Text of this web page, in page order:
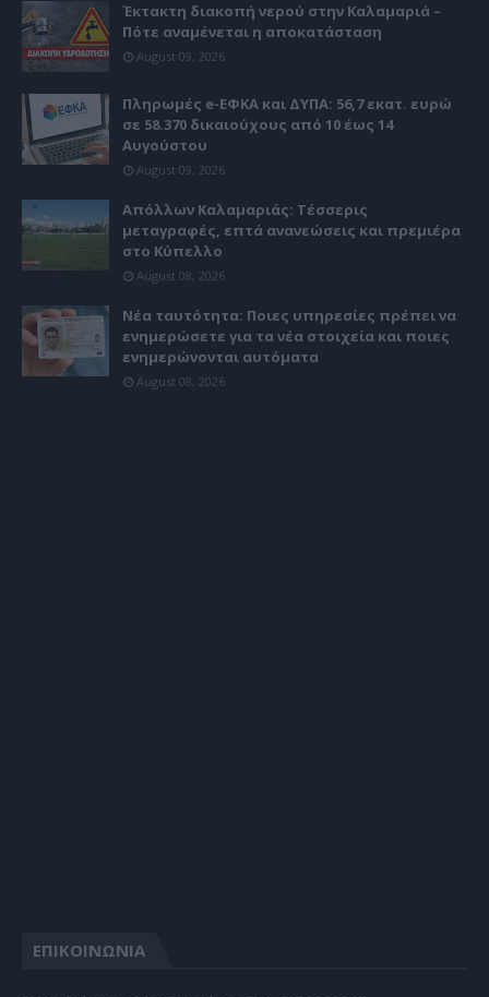
Έκτακτη διακοπή νερού στην Καλαμαριά –
Πότε αναμένεται η αποκατάσταση
August 09, 2026
Πληρωμές e-ΕΦΚΑ και ΔΥΠΑ: 56,7 εκατ. ευρώ
σε 58.370 δικαιούχους από 10 έως 14
Αυγούστου
August 09, 2026
Απόλλων Καλαμαριάς: Τέσσερις
μεταγραφές, επτά ανανεώσεις και πρεμιέρα
στο Κύπελλο
August 08, 2026
Νέα ταυτότητα: Ποιες υπηρεσίες πρέπει να
ενημερώσετε για τα νέα στοιχεία και ποιες
ενημερώνονται αυτόματα
August 08, 2026
ΕΠΙΚΟΙΝΩΝΙΑ